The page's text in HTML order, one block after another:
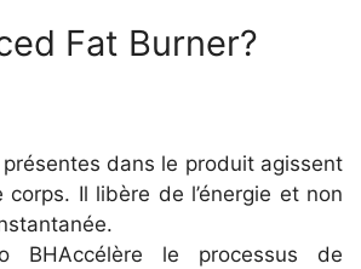
Fat Burner?
dans le produit agissent
Il libère de l’énergie et non
BHAccélère le processus de